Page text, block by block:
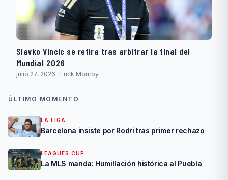
Slavko Vincic se retira tras arbitrar la final del
Mundial 2026
julio 27, 2026 · Erick Monroy
ÚLTIMO MOMENTO
LA LIGA
Barcelona insiste por Rodri tras primer rechazo
LEAGUES CUP
La MLS manda: Humillación histórica al Puebla